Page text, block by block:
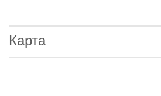
Карта